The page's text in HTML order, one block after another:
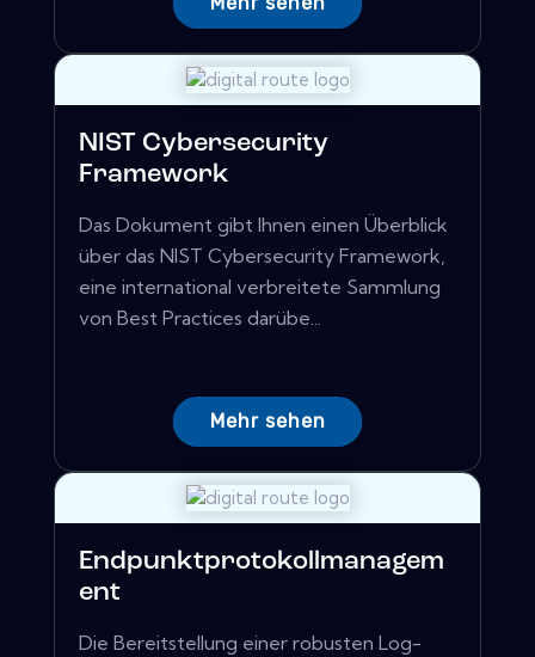
NIST Cybersecurity
Framework
Das Dokument gibt Ihnen einen Überblick
über das NIST Cybersecurity Framework,
eine international verbreitete Sammlung
von Best Practices darübe...
Mehr sehen
Endpunktprotokollmanagem
ent
Die Bereitstellung einer robusten Log-